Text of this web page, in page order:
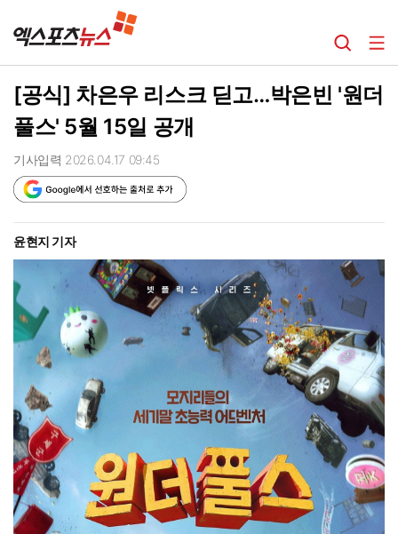
[공식] 차은우 리스크 딛고…박은빈 '원더
풀스' 5월 15일 공개
기사입력 2026.04.17 09:45
윤현지 기자